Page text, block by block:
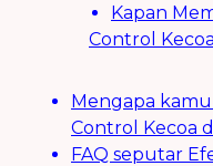
Kapan
Control
Mengapa
Control Kecoa
FAQ seputar